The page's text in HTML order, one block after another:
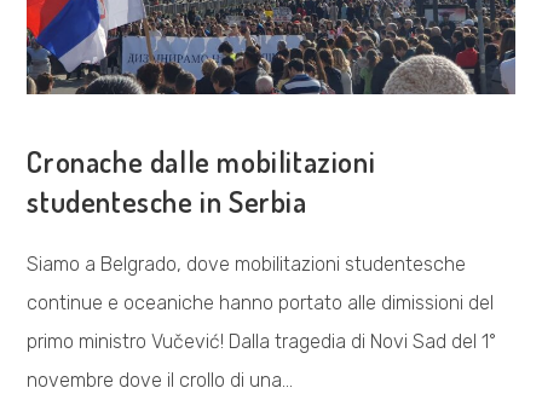
Cronache dalle mobilitazioni
studentesche in Serbia
Siamo a Belgrado, dove mobilitazioni studentesche
continue e oceaniche hanno portato alle dimissioni del
primo ministro Vučević! Dalla tragedia di Novi Sad del 1°
novembre dove il crollo di una…